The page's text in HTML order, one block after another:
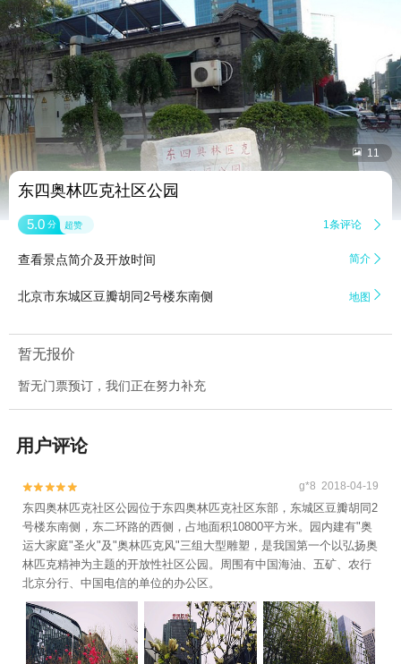
 11
东四奥林匹克社区公园
5.0 分 超赞 1条评论 
查看景点简介及开放时间 简介 
北京市东城区豆瓣胡同2号楼东南侧 地图 
暂无报价
暂无门票预订，我们正在努力补充
用户评论

 g*8 2018-04-19
东四奥林匹克社区公园位于东四奥林匹克社区东部，东城区豆瓣胡同2
号楼东南侧，东二环路的西侧，占地面积10800平方米。园内建有"奥
运大家庭"圣火"及"奥林匹克风"三组大型雕塑，是我国第一个以弘扬奥
林匹克精神为主题的开放性社区公园。周围有中国海油、五矿、农行
北京分行、中国电信的单位的办公区。
